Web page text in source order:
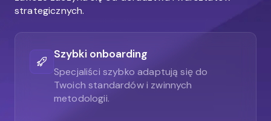
strategicznych.
Szybki onboarding
Specjaliści szybko adaptują się do
Twoich standardów i zwinnych
metodologii.